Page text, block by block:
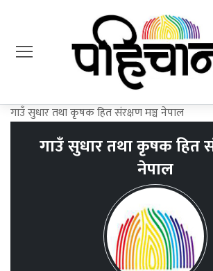
गाउँ सुधार तथा कृषक हित संरक्षण मञ्च नेपाल
गाउँ सुधार तथा कृषक हित
नेपाल